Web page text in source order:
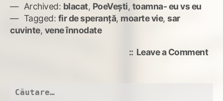
Archived: blacat, PoeVești, toamna- eu vs eu
Tagged: fir de speranță, moarte vie, sar
cuvinte, vene înnodate
Leave a Commenton
Caută